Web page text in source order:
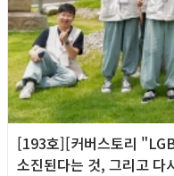
[193호][커버스토리
소진된다는 것, 그리고 다